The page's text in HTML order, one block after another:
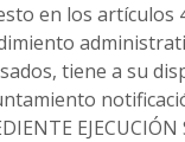
en los artículos
tiene a su